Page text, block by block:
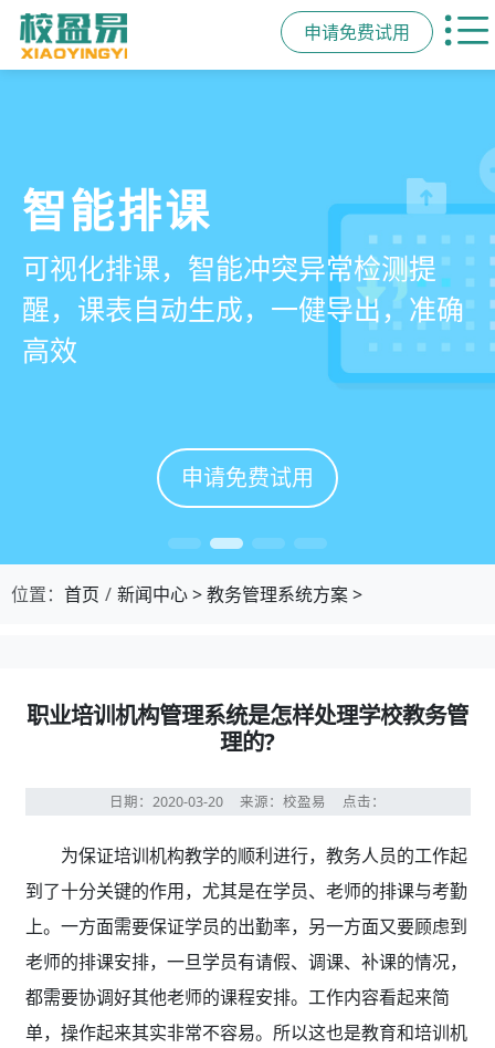
申请免费试用
管学校，用校盈易
培训机构教务管理系
统
有效提升运营管理效率45%
申请免费试用
智能排课
可视化排课，智能冲突异常检测提
醒，课表自动生成，一健导出，准确
高效
申请免费试用
课时统计
学员签到同步扣减课时，老师带课量
自动统计、汇总，数据清晰可查免扯
皮
申请免费试用
家校互动
一部手机链接教师、学员、家长，沟
通互动零距离，服务贴心铸口碑促续
费
申请免费试用
位置： 首页 新闻中心>教务管理系统方案>
职业培训机构管理系统是怎样处理学校教务管
理的?
日期：2020-03-20 来源：校盈易 点击：
为保证培训机构教学的顺利进行，教务人员的工作起
到了十分关键的作用，尤其是在学员、老师的排课与考勤
上。一方面需要保证学员的出勤率，另一方面又要顾虑到
老师的排课安排，一旦学员有请假、调课、补课的情况，
都需要协调好其他老师的课程安排。工作内容看起来简
单，操作起来其实非常不容易。所以这也是教育和培训机